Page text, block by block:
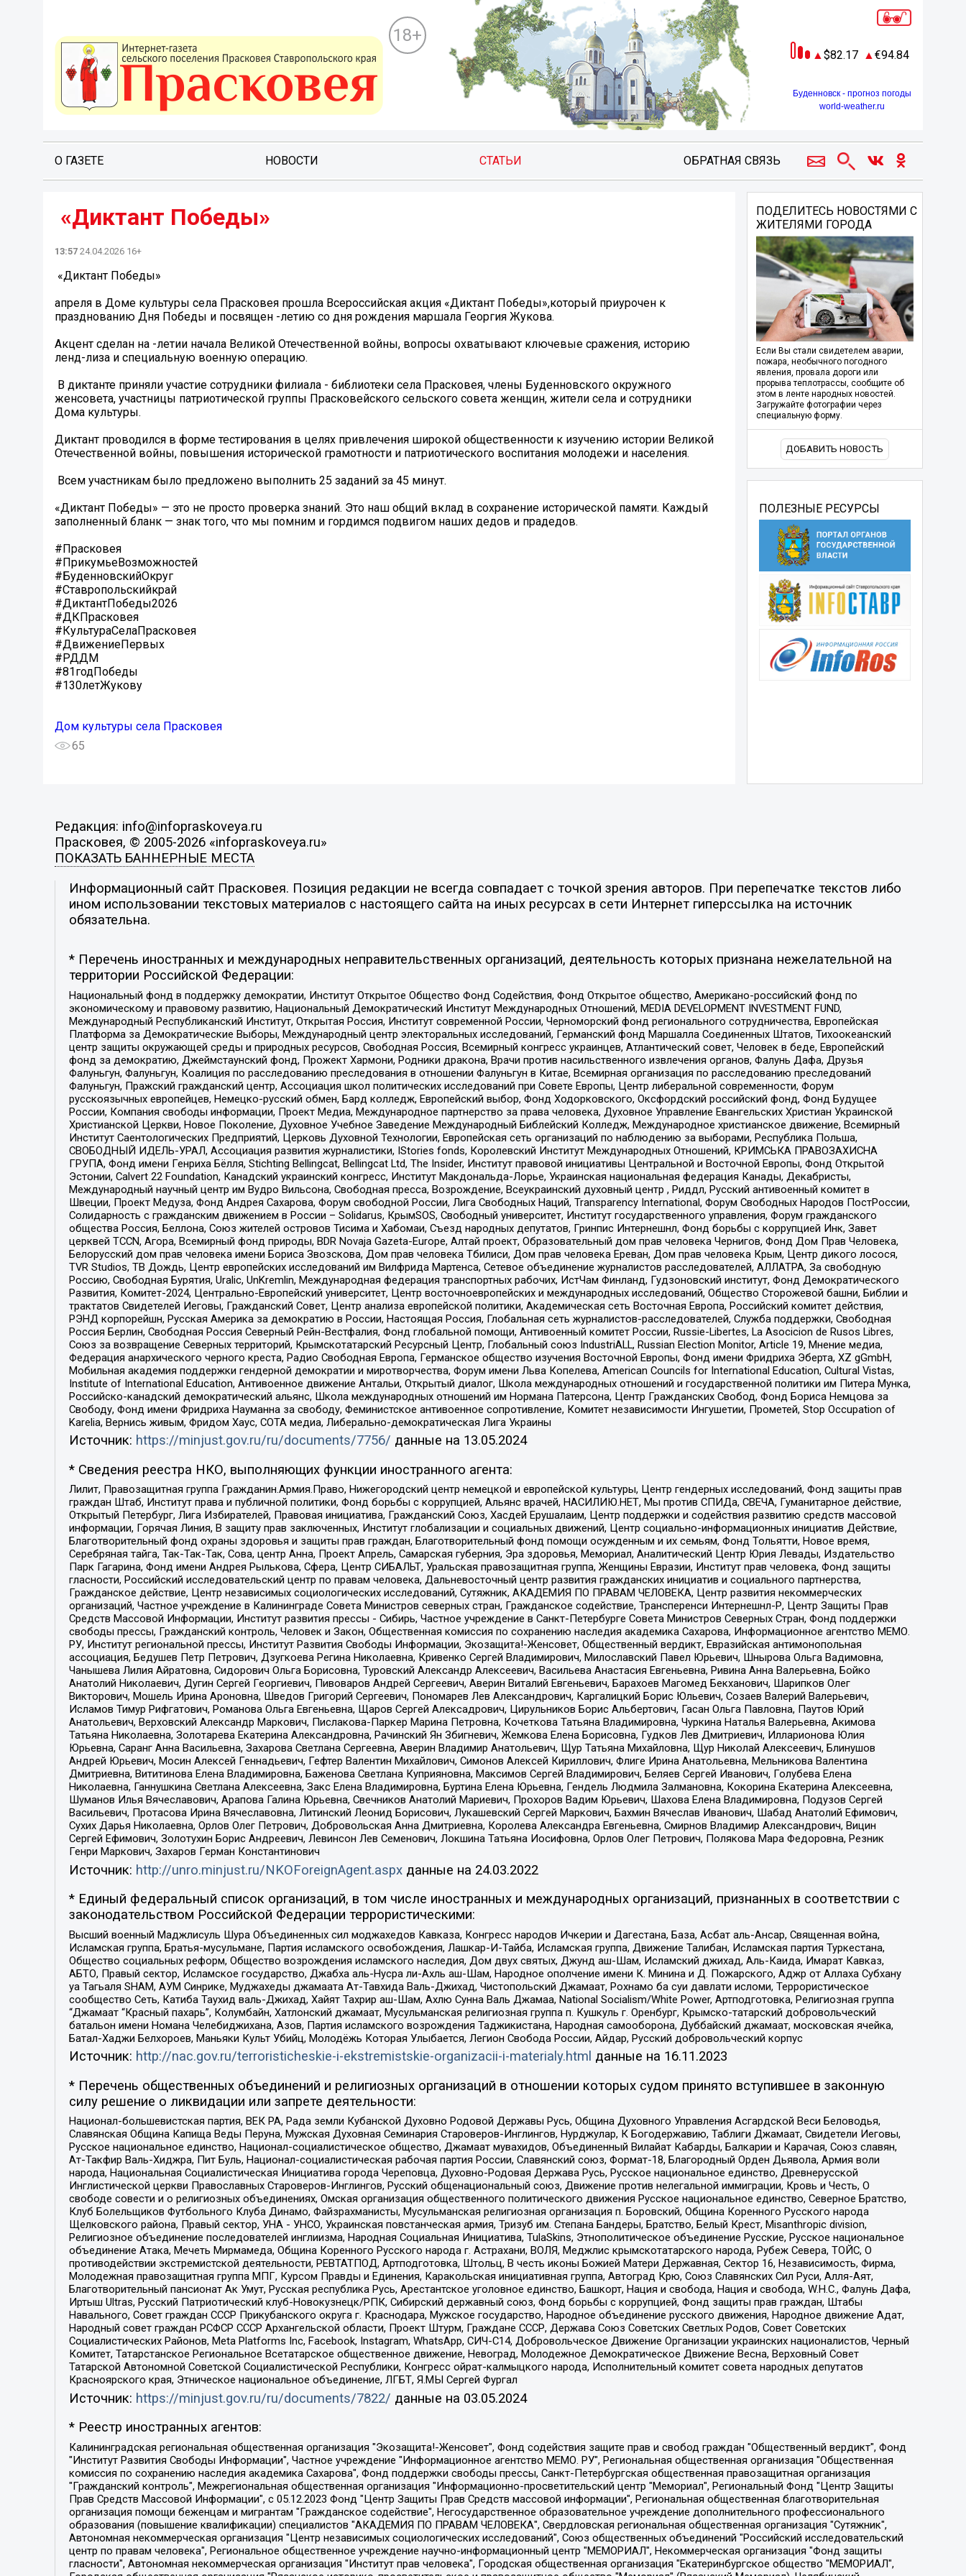
18+
82.17 94.84
Буденновск - прогноз погоды
world-weather.ru
О ГАЗЕТЕ НОВОСТИ СТАТЬИ ОБРАТНАЯ СВЯЗЬ
️ «Диктант Победы»
13:57 24.04.2026 16+
️ «Диктант Победы»
апреля в Доме культуры села Прасковея прошла Всероссийская акция «Диктант Победы»,который приурочен к
празднованию Дня Победы и посвящен -летию со дня рождения маршала Георгия Жукова.
Акцент сделан на -летии начала Великой Отечественной войны, вопросы охватывают ключевые сражения, историю
ленд-лиза и специальную военную операцию.
️ В диктанте приняли участие сотрудники филиала - библиотеки села Прасковея, члены Буденновского окружного
женсовета, участницы патриотической группы Прасковейского сельского совета женщин, жители села и сотрудники
Дома культуры.
Диктант проводился в форме тестирования в целях привлечения широкой общественности к изучению истории Великой
Отечественной войны, повышения исторической грамотности и патриотического воспитания молодежи и населения.
️ Всем участникам было предложено выполнить 25 заданий за 45 минут.
«Диктант Победы» — это не просто проверка знаний. Это наш общий вклад в сохранение исторической памяти. Каждый
заполненный бланк — знак того, что мы помним и гордимся подвигом наших дедов и прадедов.
#Прасковея
#ПрикумьеВозможностей
#БуденновскийОкруг
#Ставропольскийкрай
#ДиктантПобеды2026
#ДКПрасковея
#КультураСелаПрасковея
#ДвижениеПервых
#РДДМ
#81годПобеды
#130летЖукову
Дом культуры села Прасковея
65
ПОДЕЛИТЕСЬ НОВОСТЯМИ С
ЖИТЕЛЯМИ ГОРОДА
Если Вы стали свидетелем аварии,
пожара, необычного погодного
явления, провала дороги или
прорыва теплотрассы, сообщите об
этом в ленте народных новостей.
Загружайте фотографии через
специальную форму.
ДОБАВИТЬ НОВОСТЬ
ПОЛЕЗНЫЕ РЕСУРСЫ
Редакция: info@infopraskoveya.ru
Прасковея, © 2005-2026 «infopraskoveya.ru»
ПОКАЗАТЬ БАННЕРНЫЕ МЕСТА
Информационный сайт Прасковея. Позиция редакции не всегда совпадает с точкой зрения авторов. При перепечатке текстов либо
ином использовании текстовых материалов с настоящего сайта на иных ресурсах в сети Интернет гиперссылка на источник
обязательна.
* Перечень иностранных и международных неправительственных организаций, деятельность которых признана нежелательной на
территории Российской Федерации:
Национальный фонд в поддержку демократии, Институт Открытое Общество Фонд Содействия, Фонд Открытое общество, Американо-российский фонд по
экономическому и правовому развитию, Национальный Демократический Институт Международных Отношений, MEDIA DEVELOPMENT INVESTMENT FUND,
Международный Республиканский Институт, Открытая Россия, Институт современной России, Черноморский фонд регионального сотрудничества, Европейская
Платформа за Демократические Выборы, Международный центр электоральных исследований, Германский фонд Маршалла Соединенных Штатов, Тихоокеанский
центр защиты окружающей среды и природных ресурсов, Свободная Россия, Всемирный конгресс украинцев, Атлантический совет, Человек в беде, Европейский
фонд за демократию, Джеймстаунский фонд, Прожект Хармони, Родники дракона, Врачи против насильственного извлечения органов, Фалунь Дафа, Друзья
Фалуньгун, Фалуньгун, Коалиция по расследованию преследования в отношении Фалуньгун в Китае, Всемирная организация по расследованию преследований
Фалуньгун, Пражский гражданский центр, Ассоциация школ политических исследований при Совете Европы, Центр либеральной современности, Форум
русскоязычных европейцев, Немецко-русский обмен, Бард колледж, Европейский выбор, Фонд Ходорковского, Оксфордский российский фонд, Фонд Будущее
России, Компания свободы информации, Проект Медиа, Международное партнерство за права человека, Духовное Управление Евангельских Христиан Украинской
Христианской Церкви, Новое Поколение, Духовное Учебное Заведение Международный Библейский Колледж, Международное христианское движение, Всемирный
Институт Саентологических Предприятий, Церковь Духовной Технологии, Европейская сеть организаций по наблюдению за выборами, Республика Польша,
СВОБОДНЫЙ ИДЕЛЬ-УРАЛ, Ассоциация развития журналистики, IStories fonds, Королевский Институт Международных Отношений, КРИМСЬКА ПРАВОЗАХИСНА
ГРУПА, Фонд имени Генриха Бёлля, Stichting Bellingcat, Bellingcat Ltd, The Insider, Институт правовой инициативы Центральной и Восточной Европы, Фонд Открытой
Эстонии, Calvert 22 Foundation, Канадский украинский конгресс, Институт Макдональда-Лорье, Украинская национальная федерация Канады, Декабристы,
Международный научный центр им Вудро Вильсона, Свободная пресса, Возрождение, Всеукраинский духовный центр , Риддл, Русский антивоенный комитет в
Швеции, Проект Медуза, Фонд Андрея Сахарова, Форум свободной России, Лига Свободных Наций, Transparеncy International, Форум Свободных Народов ПостРоссии,
Солидарность с гражданским движением в России – Solidarus, КрымSOS, Свободный университет, Институт государственного управления, Форум гражданского
общества Россия, Беллона, Союз жителей островов Тисима и Хабомаи, Съезд народных депутатов, Гринпис Интернешнл, Фонд борьбы с коррупцией Инк, Завет
церквей TCCN, Агора, Всемирный фонд природы, BDR Novaja Gazeta-Europe, Алтай проект, Образовательный дом прав человека Чернигов, Фонд Дом Прав Человека,
Белорусский дом прав человека имени Бориса Звозскова, Дом прав человека Тбилиси, Дом прав человека Ереван, Дом прав человека Крым, Центр дикого лосося,
TVR Studios, ТВ Дождь, Центр европейских исследований им Вилфрида Мартенса, Сетевое объединение журналистов расследователей, АЛЛАТРА, За свободную
Россию, Свободная Бурятия, Uralic, UnKremlin, Международная федерация транспортных рабочих, ИстЧам Финланд, Гудзоновский институт, Фонд Демократического
Развития, Комитет-2024, Центрально-Европейский университет, Центр восточноевропейских и международных исследований, Общество Сторожевой башни, Библии и
трактатов Свидетелей Иеговы, Гражданский Совет, Центр анализа европейской политики, Академическая сеть Восточная Европа, Российский комитет действия,
РЭНД корпорейшн, Русская Америка за демократию в России, Настоящая Россия, Глобальная сеть журналистов-расследователей, Служба поддержки, Свободная
Россия Берлин, Свободная Россия Северный Рейн-Вестфалия, Фонд глобальной помощи, Антивоенный комитет России, Russie-Libertes, La Asocicion de Rusos Libres,
Союз за возвращение Северных территорий, Крымскотатарский Ресурсный Центр, Глобальный союз IndustriALL, Russian Election Monitor, Article 19, Мнение медиа,
Федерация анархического черного креста, Радио Свободная Европа, Германское общество изучения Восточной Европы, Фонд имени Фридриха Эберта, XZ gGmbH,
Мобильная академия поддержки гендерной демократии и миротворчества, Форум имени Льва Копелева, American Councils for International Education, Cultural Vistas,
Institute of International Education, Антивоенное движение Антальи, Открытый диалог, Школа международных отношений и государственной политики им Питера Мунка,
Российско-канадский демократический альянс, Школа международных отношений им Нормана Патерсона, Центр Гражданских Свобод, Фонд Бориса Немцова за
Свободу, Фонд имени Фридриха Науманна за свободу, Феминистское антивоенное сопротивление, Комитет независимости Ингушетии, Прометей, Stop Occupation of
Karelia, Вернись живым, Фридом Хаус, СОТА медиа, Либерально-демократическая Лига Украины
Источник: https://minjust.gov.ru/ru/documents/7756/ данные на 13.05.2024
* Сведения реестра НКО, выполняющих функции иностранного агента:
Лилит, Правозащитная группа Гражданин.Армия.Право, Нижегородский центр немецкой и европейской культуры, Центр гендерных исследований, Фонд защиты прав
граждан Штаб, Институт права и публичной политики, Фонд борьбы с коррупцией, Альянс врачей, НАСИЛИЮ.НЕТ, Мы против СПИДа, СВЕЧА, Гуманитарное действие,
Открытый Петербург, Лига Избирателей, Правовая инициатива, Гражданский Союз, Хасдей Ерушалаим, Центр поддержки и содействия развитию средств массовой
информации, Горячая Линия, В защиту прав заключенных, Институт глобализации и социальных движений, Центр социально-информационных инициатив Действие,
Благотворительный фонд охраны здоровья и защиты прав граждан, Благотворительный фонд помощи осужденным и их семьям, Фонд Тольятти, Новое время,
Серебряная тайга, Так-Так-Так, Сова, центр Анна, Проект Апрель, Самарская губерния, Эра здоровья, Мемориал, Аналитический Центр Юрия Левады, Издательство
Парк Гагарина, Фонд имени Андрея Рылькова, Сфера, Центр СИБАЛЬТ, Уральская правозащитная группа, Женщины Евразии, Институт прав человека, Фонд защиты
гласности, Российский исследовательский центр по правам человека, Дальневосточный центр развития гражданских инициатив и социального партнерства,
Гражданское действие, Центр независимых социологических исследований, Сутяжник, АКАДЕМИЯ ПО ПРАВАМ ЧЕЛОВЕКА, Центр развития некоммерческих
организаций, Частное учреждение в Калининграде Совета Министров северных стран, Гражданское содействие, Трансперенси Интернешнл-Р, Центр Защиты Прав
Средств Массовой Информации, Институт развития прессы - Сибирь, Частное учреждение в Санкт-Петербурге Совета Министров Северных Стран, Фонд поддержки
свободы прессы, Гражданский контроль, Человек и Закон, Общественная комиссия по сохранению наследия академика Сахарова, Информационное агентство МЕМО.
РУ, Институт региональной прессы, Институт Развития Свободы Информации, Экозащита!-Женсовет, Общественный вердикт, Евразийская антимонопольная
ассоциация, Бедушев Петр Петрович, Дзугкоева Регина Николаевна, Кривенко Сергей Владимирович, Милославский Павел Юрьевич, Шнырова Ольга Вадимовна,
Чанышева Лилия Айратовна, Сидорович Ольга Борисовна, Туровский Александр Алексеевич, Васильева Анастасия Евгеньевна, Ривина Анна Валерьевна, Бойко
Анатолий Николаевич, Дугин Сергей Георгиевич, Пивоваров Андрей Сергеевич, Аверин Виталий Евгеньевич, Барахоев Магомед Бекханович, Шарипков Олег
Викторович, Мошель Ирина Ароновна, Шведов Григорий Сергеевич, Пономарев Лев Александрович, Каргалицкий Борис Юльевич, Созаев Валерий Валерьевич,
Исламов Тимур Рифгатович, Романова Ольга Евгеньевна, Щаров Сергей Алексадрович, Цирульников Борис Альбертович, Гасан Ольга Павловна, Паутов Юрий
Анатольевич, Верховский Александр Маркович, Пислакова-Паркер Марина Петровна, Кочеткова Татьяна Владимировна, Чуркина Наталья Валерьевна, Акимова
Татьяна Николаевна, Золотарева Екатерина Александровна, Рачинский Ян Збигневич, Жемкова Елена Борисовна, Гудков Лев Дмитриевич, Илларионова Юлия
Юрьевна, Саранг Анна Васильевна, Захарова Светлана Сергеевна, Аверин Владимир Анатольевич, Щур Татьяна Михайловна, Щур Николай Алексеевич, Блинушов
Андрей Юрьевич, Мосин Алексей Геннадьевич, Гефтер Валентин Михайлович, Симонов Алексей Кириллович, Флиге Ирина Анатольевна, Мельникова Валентина
Дмитриевна, Вититинова Елена Владимировна, Баженова Светлана Куприяновна, Максимов Сергей Владимирович, Беляев Сергей Иванович, Голубева Елена
Николаевна, Ганнушкина Светлана Алексеевна, Закс Елена Владимировна, Буртина Елена Юрьевна, Гендель Людмила Залмановна, Кокорина Екатерина Алексеевна,
Шуманов Илья Вячеславович, Арапова Галина Юрьевна, Свечников Анатолий Мариевич, Прохоров Вадим Юрьевич, Шахова Елена Владимировна, Подузов Сергей
Васильевич, Протасова Ирина Вячеславовна, Литинский Леонид Борисович, Лукашевский Сергей Маркович, Бахмин Вячеслав Иванович, Шабад Анатолий Ефимович,
Сухих Дарья Николаевна, Орлов Олег Петрович, Добровольская Анна Дмитриевна, Королева Александра Евгеньевна, Смирнов Владимир Александрович, Вицин
Сергей Ефимович, Золотухин Борис Андреевич, Левинсон Лев Семенович, Локшина Татьяна Иосифовна, Орлов Олег Петрович, Полякова Мара Федоровна, Резник
Генри Маркович, Захаров Герман Константинович
Источник: http://unro.minjust.ru/NKOForeignAgent.aspxданные на 24.03.2022
* Единый федеральный список организаций, в том числе иностранных и международных организаций, признанных в соответствии с
законодательством Российской Федерации террористическими:
Высший военный Маджлисуль Шура Объединенных сил моджахедов Кавказа, Конгресс народов Ичкерии и Дагестана, База, Асбат аль-Ансар, Священная война,
Исламская группа, Братья-мусульмане, Партия исламского освобождения, Лашкар-И-Тайба, Исламская группа, Движение Талибан, Исламская партия Туркестана,
Общество социальных реформ, Общество возрождения исламского наследия, Дом двух святых, Джунд аш-Шам, Исламский джихад, Аль-Каида, Имарат Кавказ,
АБТО, Правый сектор, Исламское государство, Джабха аль-Нусра ли-Ахль аш-Шам, Народное ополчение имени К. Минина и Д. Пожарского, Аджр от Аллаха Субхану
уа Тагьаля SHAM, АУМ Синрике, Муджахеды джамаата Ат-Тавхида Валь-Джихад, Чистопольский Джамаат, Рохнамо ба суи давлати исломи, Террористическое
сообщество Сеть, Катиба Таухид валь-Джихад, Хайят Тахрир аш-Шам, Ахлю Сунна Валь Джамаа, National Socialism/White Power, Артподготовка, Религиозная группа
“Джамаат “Красный пахарь”, Колумбайн, Хатлонский джамаат, Мусульманская религиозная группа п. Кушкуль г. Оренбург, Крымско-татарский добровольческий
батальон имени Номана Челебиджихана, Азов, Партия исламского возрождения Таджикистана, Народная самооборона, Дуббайский джамаат, московская ячейка,
Батал-Хаджи Белхороев, Маньяки Культ Убийц, Молодёжь Которая Улыбается, Легион Свобода России, Айдар, Русский добровольческий корпус
Источник: http://nac.gov.ru/terroristicheskie-i-ekstremistskie-organizacii-i-materialy.html данные на 16.11.2023
* Перечень общественных объединений и религиозных организаций в отношении которых судом принято вступившее в законную
силу решение о ликвидации или запрете деятельности:
Национал-большевистская партия, ВЕК РА, Рада земли Кубанской Духовно Родовой Державы Русь, Община Духовного Управления Асгардской Веси Беловодья,
Славянская Община Капища Веды Перуна, Мужская Духовная Семинария Староверов-Инглингов, Нурджулар, К Богодержавию, Таблиги Джамаат, Свидетели Иеговы,
Русское национальное единство, Национал-социалистическое общество, Джамаат мувахидов, Объединенный Вилайат Кабарды, Балкарии и Карачая, Союз славян,
Ат-Такфир Валь-Хиджра, Пит Буль, Национал-социалистическая рабочая партия России, Славянский союз, Формат-18, Благородный Орден Дьявола, Армия воли
народа, Национальная Социалистическая Инициатива города Череповца, Духовно-Родовая Держава Русь, Русское национальное единство, Древнерусской
Инглистической церкви Православных Староверов-Инглингов, Русский общенациональный союз, Движение против нелегальной иммиграции, Кровь и Честь, О
свободе совести и о религиозных объединениях, Омская организация общественного политического движения Русское национальное единство, Северное Братство,
Клуб Болельщиков Футбольного Клуба Динамо, Файзрахманисты, Мусульманская религиозная организация п. Боровский, Община Коренного Русского народа
Щелковского района, Правый сектор, УНА - УНСО, Украинская повстанческая армия, Тризуб им. Степана Бандеры, Братство, Белый Крест, Misanthropic division,
Религиозное объединение последователей инглиизма, Народная Социальная Инициатива, TulaSkins, Этнополитическое объединение Русские, Русское национальное
объединение Атака, Мечеть Мирмамеда, Община Коренного Русского народа г. Астрахани, ВОЛЯ, Меджлис крымскотатарского народа, Рубеж Севера, ТОЙС, О
противодействии экстремистской деятельности, РЕВТАТПОД, Артподготовка, Штольц, В честь иконы Божией Матери Державная, Сектор 16, Независимость, Фирма,
Молодежная правозащитная группа МПГ, Курсом Правды и Единения, Каракольская инициативная группа, Автоград Крю, Союз Славянских Сил Руси, Алля-Аят,
Благотворительный пансионат Ак Умут, Русская республика Русь, Арестантское уголовное единство, Башкорт, Нация и свобода, Нация и свобода, W.H.С., Фалунь Дафа,
Иртыш Ultras, Русский Патриотический клуб-Новокузнецк/РПК, Сибирский державный союз, Фонд борьбы с коррупцией, Фонд защиты прав граждан, Штабы
Навального, Совет граждан СССР Прикубанского округа г. Краснодара, Мужское государство, Народное объединение русского движения, Народное движение Адат,
Народный совет граждан РСФСР СССР Архангельской области, Проект Штурм, Граждане СССР, Держава Союз Советских Светлых Родов, Совет Советских
Социалистических Районов, Meta Platforms Inc, Facebook, Instagram, WhatsApp, СИЧ-С14, Добровольческое Движение Организации украинских националистов, Черный
Комитет, Татарстанское Региональное Всетатарское общественное движение, Невоград, Молодежное Демократическое Движение Весна, Верховный Совет
Татарской Автономной Советской Социалистической Республики, Конгресс ойрат-калмыцкого народа, Исполнительный комитет совета народных депутатов
Красноярского края, Этническое национальное объединение, ЛГБТ, Я.МЫ Сергей Фургал
Источник: https://minjust.gov.ru/ru/documents/7822/ данные на 03.05.2024
* Реестр иностранных агентов:
Калининградская региональная общественная организация "Экозащита!-Женсовет", Фонд содействия защите прав и свобод граждан "Общественный вердикт", Фонд "Институт Развития Свободы Информации", Частное учреждение "Информационное агентство МЕМО. РУ", Региональная общественная организация "Общественная комиссия по сохранению наследия академика Сахарова", Фонд поддержки свободы прессы, Санкт-Петербургская общественная правозащитная организация "Гражданский контроль", Межрегиональная общественная организация "Информационно-просветительский центр "Мемориал", Региональный Фонд "Центр Защиты Прав Средств Массовой Информации", с 05.12.2023 Фонд "Центр Защиты Прав Средств массовой информации", Региональная общественная благотворительная организация помощи беженцам и мигрантам "Гражданское содействие", Негосударственное образовательное учреждение дополнительного профессионального образования (повышение квалификации) специалистов "АКАДЕМИЯ ПО ПРАВАМ ЧЕЛОВЕКА", Свердловская региональная общественная организация "Сутяжник", Автономная некоммерческая организация "Центр независимых социологических исследований", Союз общественных объединений "Российский исследовательский центр по правам человека", Региональное общественное учреждение научно-информационный центр "МЕМОРИАЛ", Некоммерческая организация "Фонд защиты гласности", Автономная некоммерческая организация "Институт прав человека", Городская общественная организация "Екатеринбургское общество "МЕМОРИАЛ", Городская общественная организация "Рязанское историко-просветительское и правозащитное общество "Мемориал" (Рязанский Мемориал), Челябинский региональный орган общественной самодеятельности – женское общественное объединение "Женщины Евразии", Челябинский региональный орган общественной самодеятельности "Уральская правозащитная группа", Фонд содействия защите здоровья и социальной справедливости имени Андрея Рылькова, Автономная Некоммерческая Организация "Аналитический Центр Юрия Левады", Автономная некоммерческая организация социальной поддержки населения "Проект Апрель", Региональная общественная организация помощи женщинам и детям, находящимся в кризисной ситуации "Информационно-методический центр "Анна", Фонд содействия развитию массовых коммуникаций и правовому просвещению "Так-так-Так", Фонд содействия устойчивому развитию "Серебряная тайга", Свердловский региональный общественный фонд социальных проектов "Новое время", "Idel.Реалии", Кавказ.Реалии, Крым.Реалии, Телеканал Настоящее Время, Татаро-башкирская служба Радио Свобода (Azatliq Radiosi), Радио Свободная Европа/Радио Свобода (PCE/PC), "Сибирь.Реалии", "Фактограф", Благотворительный фонд помощи осужденным и их семьям, Автономная некоммерческая организация "Институт глобализации и социальных движений", Фонд "В защиту прав заключенных", Частное учреждение "Центр поддержки и содействия развитию средств массовой информации", Пензенский региональный общественный благотворительный фонд "Гражданский союз", "Север.Реалии", Некоммерческая организация Фонд "Правовая инициатива", Общество с ограниченной ответственностью "Радио Свободная Европа/Радио Свобода", Чешское информационное агентство "MEDIUM-ORIENT", Красноярская региональная общественная организация "Мы против СПИДа", Камалягин Денис Николаевич, Маркелов Сергей Евгеньевич, Пономарев Лев Александрович, Савицкая Людмила Алексеевна, Автономная некоммерческая организация "Центр по работе с проблемой насилия "НАСИЛИЮ.НЕТ", Межрегиональный профессиональный союз работников здравоохранения "Альянс врачей", Юридическое лицо, зарегистрированное в Латвийской Республике, SIA "Medusa Project" (регистрационный номер 40103797863, дата регистрации 10.06.2014), Некоммерческая организация "Фонд по борьбе с коррупцией", Автономная некоммерческая организация "Институт права и публичной политики", Баданин Роман Сергеевич, Гликин Максим Александрович, Железнова Мария Михайловна, Лукьянова Юлия Сергеевна, Маетная Елизавета Витальевна, Маняхин Петр Борисович, Чуракова Ольга Владимировна, Ярош Юлия Петровна, Юридическое лицо "The Insider SIA", зарегистрированное в Риге, Латвийская Республика (дата регистрации 26.06.2015), являющееся администратором доменного имени интернет-издания "The Insider SIA", https://theins.ru, Постернак Алексей Евгеньевич, Рубин Михаил Аркадьевич, Анин Роман Александрович, Юридическое лицо Istories fonds, зарегистрированное в Латвийской Республике (регистрационный номер 50008295751, дата регистрации 24.02.2020), Великовский Дмитрий Александрович, Долинина Ирина Николаевна, Мароховская Алеся Алексеевна, Шлейнов Роман Юрьевич, Шмагун Олеся Валентиновна, Общество с ограниченной ответственностью "Альтаир 2021", Общество с ограниченной ответственностью "Вега 2021", Общество с ограниченной ответственностью "Главный редактор 2021", Общество с ограниченной ответственностью "Ромашки монолит", Важенков Артем Валерьевич, Ивановская областная общественная организация "Центр гендерных исследований", Гурман Юрий Альбертович, Медиапроект "ОВД-Инфо", Егоров Владимир Владимирович, Жилинский Владимир Александрович, Общество с ограниченной ответственностью "ЗП", Иванова София Юрьевна, Карезина Инна Павловна, Кильтау Екатерина Викторовна, Петров Алексей Викторович, Пискунов Сергей Евгеньевич, Смирнов Сергей Сергеевич, Тихонов Михаил Сергеевич, Общество с ограниченной ответственностью "ЖУРНАЛИСТ-ИНОСТРАННЫЙ АГЕНТ", Арапова Галина Юрьевна, Вольтская Татьяна Анатольевна, Американская компания "Mason G.E.S. Anonymous Foundation" (США), являющаяся владельцем интернет-издания https://mnews.world/, Компания "Stichting Bellingcat", зарегистрированная в Нидерландах (дата регистрации 11.07.2018), Захаров Андрей Вячеславович, Клепиковская Екатерина Дмитриевна, Общество с ограниченной ответственностью "МЕМО", Перл Роман Александрович, Симонов Евгений Алексеевич, Соловьева Елена Анатольевна, Сотников Даниил Владимирович, Сурначева Елизавета Дмитриевна, Автономная некоммерческая организация по защите прав человека и информированию населения "Якутия – Наше Мнение", Общество с ограниченной ответственностью "Москоу диджитал медиа", с 26.01.2023 Общество с ограниченной ответственностью "Чайка Белые сады", Ветошкина Валерия Валерьевна, Заговора Максим Александрович, Межрегиональное общественное движение "Российская ЛГБТ - сеть", Оленичев Максим Владимирович, Павлов Иван Юрьевич, Скворцова Елена Сергеевна, Общество с ограниченной ответственностью "Как бы инагент", Кочетков Игорь Викторович, Общество с ограниченной ответственностью "Честные выборы", Еланчик Олег Александрович, Общество с ограниченной ответственностью "Нобелевский призыв", Гималова Регина Эмилевна, Григорьев Андрей Валерьевич, Григорьева Алина Александровна, Ассоциация по содействию защите прав призывников, альтернативнослужащих и военнослужащих "Правозащитная группа "Гражданин.Армия.Право", Хисамова Регина Фаритовна, Автономная некоммерческая организация по реализации социально-правовых программ "Лилит", Дальневосточное общественное движение "Маяк", Санкт-Петербургская ЛГБТ-инициативная группа "Выход", Инициативная группа ЛГБТ+ "Реверс", Алексеев Андрей Викторович, Бекбулатова Таисия Львовна, Беляев Иван Михайлович, Владыкина Елена Сергеевна, Гельман Марат Александрович, Никульшина Вероника Юрьевна, Толоконникова Надежда Андреевна, Шендерович Виктор Анатольевич, Общество с ограниченной ответственностью "Данное сообщение", Общество с ограниченной ответственностью Издательский дом "Новая глава", Айнбиндер Александра Александровна, Московский комьюнити-центр для ЛГБТ+инициатив, Благотворительный фонд развития филантропии, Deutsche Welle (Германия, Kurt-Schumacher-Strasse 3, 53113 Bonn), Борзунова Мария Михайловна, Воробьев Виктор Викторович, Голубева Анна Львовна, Константинова Алла Михайловна, Малкова Ирина Владимировна, Мурадов Мурад Абдулгалимович, Осетинская Елизавета Николаевна, Понасенков Евгений Николаевич, Ганапольский Матвей Юрьевич, Киселев Евгений Алексеевич, Борухович Ирина Григорьевна, Дремин Иван Тимофеевич, Дубровский Дмитрий Викторович, Красноярская региональная общественная организация поддержки и развития альтернативных образовательных технологий и межкультурных коммуникаций "ИНТЕРРА", Маяковская Екатерина Алексеевна, Фейгин Марк Захарович, Филимонов Андрей Викторович, Дзугкоева Регина Николаевна, Доброхотов Роман Александрович, Дудь Юрий Александрович, Елкин Сергей Владимирович, Кругликов Кирилл Игоревич, Сабунаева Мария Леонидовна, Семенов Алексей Владимирович, Шаинян Карен Багратович, Шульман Екатерина Михайловна, Асафьев Артур Валерьевич, Вахштайн Виктор Семенович, Венедиктов Алексей Алексеевич, Лушникова Екатерина Евгеньевна, Волков Леонид Михайлович, Невзоров Александр Глебович, Пархоменко Сергей Борисович, Сироткин Ярослав Николаевич, Кара-Мурза Владимир Владимирович, Баранова Наталья Владимировна, Гозман Леонид Яковлевич, Кагарлицкий Борис Юльевич, Климарев Михаил Валерьевич, Милов Владимир Станиславович, Автономная некоммерческая организация Краснодарский центр современного искусства "Типография", Моргенштерн Алишер Тагирович, Соболь Любовь Эдуардовна, Общество с ограниченной ответственностью "ЛИЗА НОРМ", Каспаров Гарри Кимович, Ходорковский Михаил Борисович, Общество с ограниченной ответственностью "Апрельские тезисы", Данилович Ирина Брониславовна, Кашин Олег Владимирович, Петров Николай Владимирович, Пивоваров Алексей Владимирович, Соколов Михаил Владимирович, Цветкова Юлия Владимировна, Чичваркин Евгений Александрович, Комитет против пыток/Команда против пыток, Общество с ограниченной ответственностью "Первый научный", Общество с ограниченной ответственностью "Вертолет и ко", Белоцерковская Вероника Борисовна, Кац Максим Евгеньевич, Лазарева Татьяна Юрьевна, Шаведдинов Руслан Табризович, Яшин Илья Валерьевич, Общество с ограниченной ответственностью "Иноагент ААВ", Алешковский Дмитрий Петрович, Альбац Евгения Марковна, Быков Дмитрий Львович, Галямина Юлия Евгеньевна, Лойко Сергей Леонидович, Мартынов Кирилл Константинович, Медведев Сергей Александрович, Крашенинников Федор Геннадиевич, Гордеева Катерина Вл